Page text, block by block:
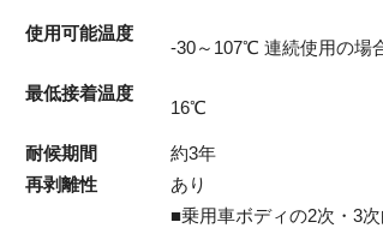
使用可能温度
-30～107℃ 連続使用の場
最低接着温度
16℃
耐候期間
約3年
再剥離性
あり
■乗用車ボディの2次・3